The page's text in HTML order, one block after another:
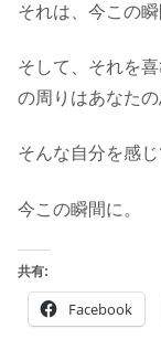
それは、今この
そして、それを
の周りはあなた
そんな自分を感じ
今この瞬間に。
共有:
Facebook